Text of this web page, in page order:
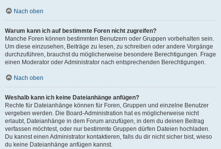
Nach oben
Warum kann ich auf bestimmte Foren nicht zugreifen?
Manche Foren können bestimmten Benutzern oder Gruppen vorbehalten sein.
Um diese einzusehen, Beiträge zu lesen, zu schreiben oder andere Vorgänge
durchzuführen, brauchst du möglicherweise besondere Berechtigungen. Frage
einen Moderator oder Administrator nach entsprechenden Berechtigungen.
Nach oben
Weshalb kann ich keine Dateianhänge anfügen?
Rechte für Dateianhänge können für Foren, Gruppen und einzelne Benutzer
vergeben werden. Die Board-Administration hat es möglicherweise nicht
erlaubt, Dateianhänge in dem Forum anzufügen, in dem du deinen Beitrag
verfassen möchtest, oder nur bestimmte Gruppen dürfen Dateien hochladen.
Du kannst einen Administrator kontaktieren, falls du dir nicht sicher bist, wieso
du keine Dateianhänge anfügen kannst.